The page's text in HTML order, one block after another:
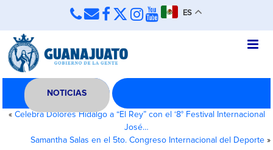
ES
NOTICIAS
« Celebra Dolores Hidalgo a “El Rey” con el ‘8° Festival Internacional
José…
Samantha Salas en el 5to. Congreso Internacional del Deporte»